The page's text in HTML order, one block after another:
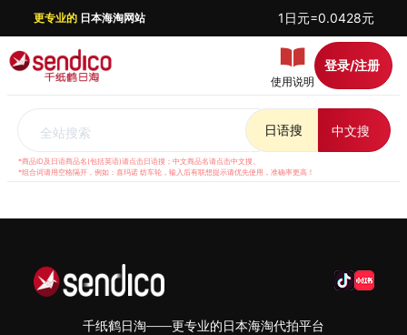
更专业的日本海淘网站 1日元=0.0428元
使用说明
登录/注册
全站搜索 日语搜 中文搜
*商品ID及日语商品名(包括英语)请点击日语搜；中文商品名请点击中文搜。
*组合词请用空格隔开，例如：喜玛诺 纺车轮，输入后有联想提示请优先使用，准确率更高！
千纸鹤日淘——更专业的日本海淘代拍平台